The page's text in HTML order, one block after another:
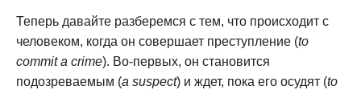
Теперь давайте разберемся с тем, что происходит с
человеком, когда он совершает преступление (to
commit a crime). Во-первых, он становится
подозреваемым (a suspect) и ждет, пока его осудят (to